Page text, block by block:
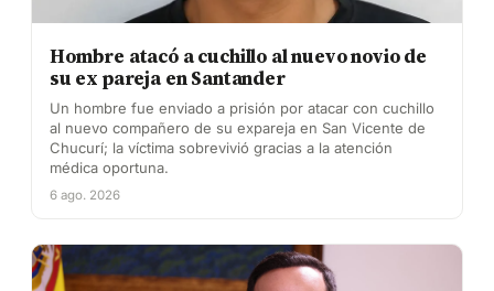
Hombre atacó a cuchillo al nuevo novio de
su ex pareja en Santander
Un hombre fue enviado a prisión por atacar con cuchillo
al nuevo compañero de su expareja en San Vicente de
Chucurí; la víctima sobrevivió gracias a la atención
médica oportuna.
6 ago. 2026